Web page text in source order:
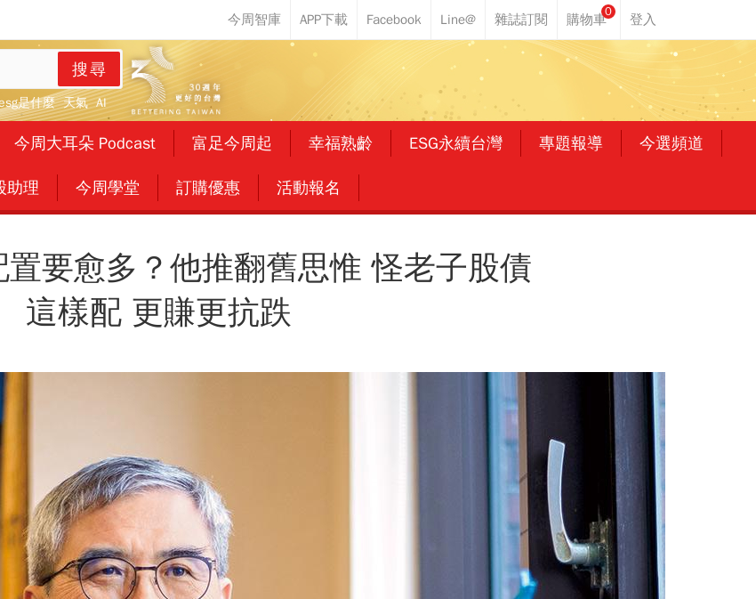
0
搜尋
是什麼 天氣 AI
今周大耳朵 Podcast 富足今周起 幸福熟齡 ESG永續台灣 專題報導 今選頻道
助理 今周學堂 訂購優惠 活動報名
要愈多？他推翻舊思惟 怪老子股債
這樣配 更賺更抗跌